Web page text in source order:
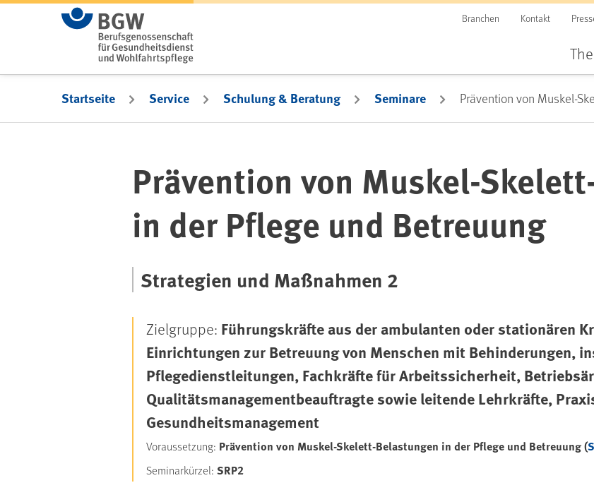
Zum Hauptinhalt springen Branchen Kontakt
Startseite Service Schulung & Beratung Seminare Prävention von Muskel-
Prävention von Muskel-
in der Pflege und Betreuung
Strategien und Maßnahmen 2
Zielgruppe: Führungskräfte aus der ambulanten oder stationären
Einrichtungen zur Betreuung von Menschen mit Behinderungen,
Pflegedienstleitungen, Fachkräfte für Arbeitssicherheit,
Qualitätsmanagementbeauftragte sowie leitende Lehrkräfte,
Gesundheitsmanagement
Voraussetzung: Prävention von Muskel-Skelett-Belastungen in der Pflege und Betreuung (
Seminarkürzel: SRP2